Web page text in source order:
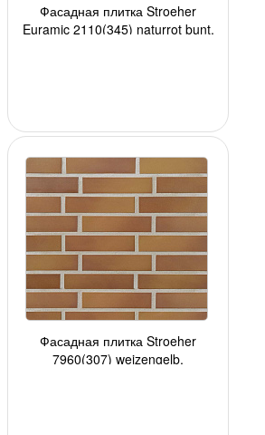
Фасадная плитка Stroeher
Euramic 2110(345) naturrot bunt,
Фасадная плитка Stroeher
7960(307) weizengelb,